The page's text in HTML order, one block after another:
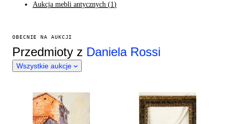
Aukcja mebli antycznych (1)
OBECNIE NA AUKCJI
Przedmioty z Daniela Rossi
Wszystkie aukcje